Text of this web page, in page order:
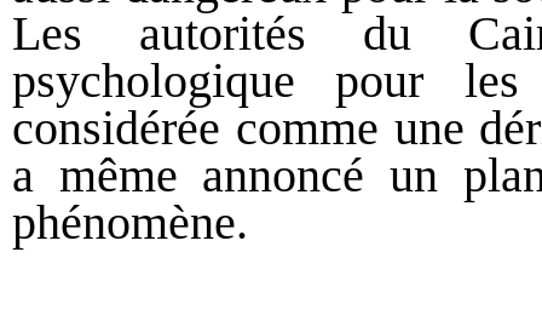
Les autorités du
psychologique pour
considérée comme une
a même annoncé un
phénomène.